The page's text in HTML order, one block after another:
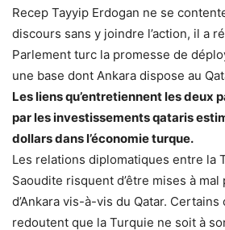
Recep Tayyip Erdogan ne se
discours sans y joindre l’action, il a
Parlement turc la promesse de
une base dont Ankara dispose au
Les liens qu’entretiennent les deux
par les investissements qataris
dollars dans l’économie turque.
Les relations diplomatiques entre la
Saoudite risquent d’être mises à mal
d’Ankara vis-à-vis du Qatar.
redoutent que la Turquie ne soit à